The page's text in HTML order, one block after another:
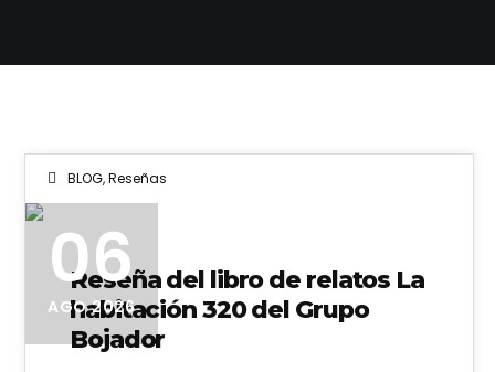
BLOG,Reseñas
06
AGO 2026
Reseña del libro de relatos La
habitación 320 del Grupo
Bojador